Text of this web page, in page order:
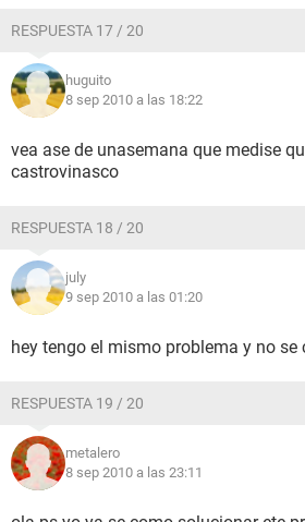
RESPUESTA 17 / 20
huguito
8 sep 2010 a las 18:22
vea ase de unasemana que medise
castrovinasco
RESPUESTA 18 / 20
july
9 sep 2010 a las 01:20
hey tengo el mismo problema y no se
RESPUESTA 19 / 20
metalero
8 sep 2010 a las 23:11